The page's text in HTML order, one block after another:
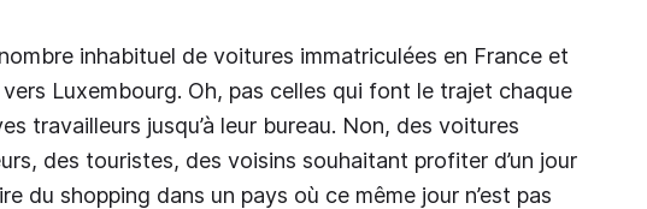
inhabituel de voitures immatriculées en France et
Luxembourg. Oh, pas celles qui font le trajet chaque
travailleurs jusqu’à leur bureau. Non, des voitures
des touristes, des voisins souhaitant profiter d’un jour
du shopping dans un pays où ce même jour n’est pas